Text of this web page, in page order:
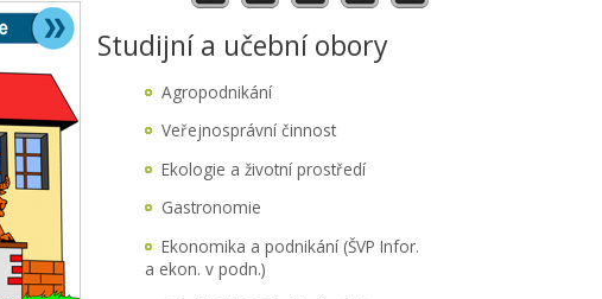
Studijní a učební obory
Agropodnikání
Veřejnosprávní činnost
Ekologie a životní prostředí
Gastronomie
Ekonomika a podnikání (ŠVP Infor.
a ekon. v podn.)